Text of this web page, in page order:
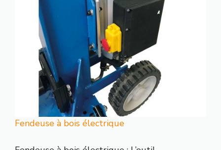
Fendeuse à bois électrique